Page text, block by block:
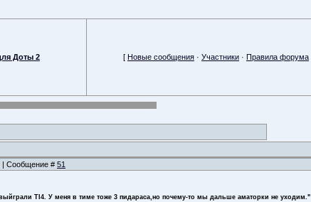
Доты 2 [ Новые сообщения · Участники · Правила форума
| Сообщение # 51
TI4. У меня в тиме тоже 3 пидараса,но почему-то мы дальше аматорки не уходим."